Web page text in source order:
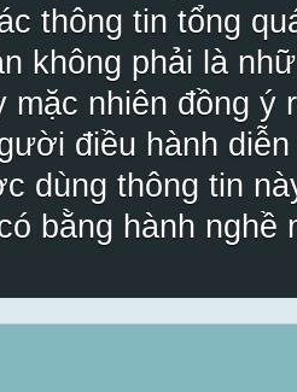
thông tin tổng
không phải là
mặc nhiên đồng ý
điều hành
dùng thông tin
bằng hành